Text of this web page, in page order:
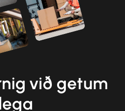
við getum